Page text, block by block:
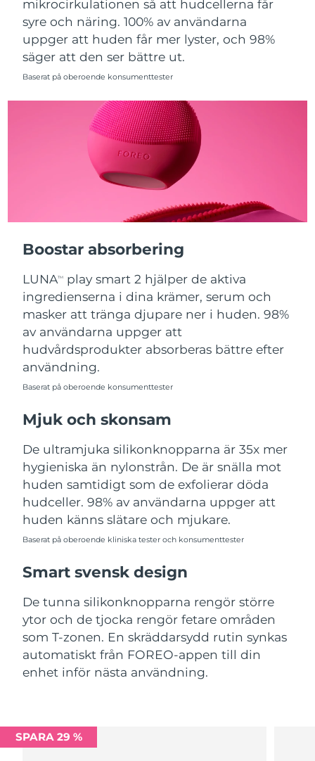
mikrocirkulationen så att hudcellerna får
syre och näring. 100% av användarna
uppger att huden får mer lyster, och 98%
säger att den ser bättre ut.
Baserat på oberoende konsumenttester
Boostar absorbering
LUNATM
play smart 2 hjälper de aktiva
ingredienserna i dina krämer, serum och
masker att tränga djupare ner i huden. 98%
av användarna uppger att
hudvårdsprodukter absorberas bättre efter
användning.
Baserat på oberoende konsumenttester
Mjuk och skonsam
De ultramjuka silikonknopparna är 35x mer
hygieniska än nylonstrån. De är snälla mot
huden samtidigt som de exfolierar döda
hudceller. 98% av användarna uppger att
huden känns slätare och mjukare.
Baserat på oberoende kliniska tester och konsumenttester
Smart svensk design
De tunna silikonknopparna rengör större
ytor och de tjocka rengör fetare områden
som T-zonen. En skräddarsydd rutin synkas
automatiskt från FOREO-appen till din
enhet inför nästa användning.
SPARA 29 %
Slovakien Förväntad leverans
Slovenien Förväntad leverans
Förväntad leverans
Förväntad leverans
Förväntad leverans
Thailand Förväntad leverans8/12/26
Turkiet Förväntad leverans
Förenade
Arabemiraten
Uzbekistan Förväntad leverans 8/13/26
Vietnam Förväntad leverans 8/14/26